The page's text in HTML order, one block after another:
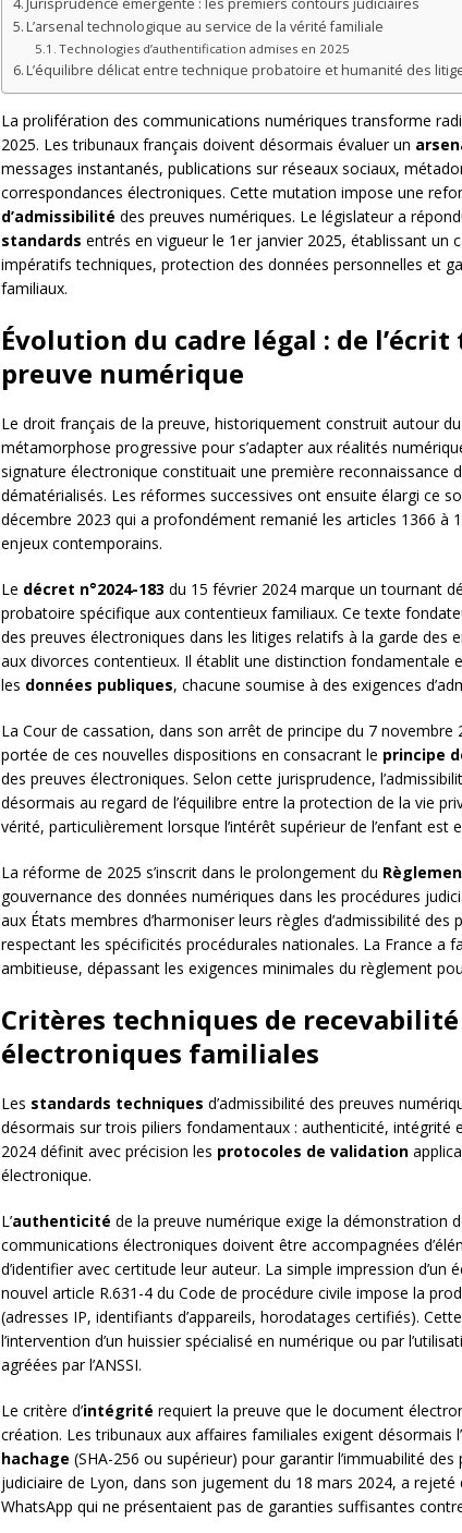
Jurisprudence émergente : les premiers contours judiciaires
L’arsenal technologique au service de la vérité familiale
Technologies d’authentification admises en 2025
L’équilibre délicat entre technique probatoire et humanité des
La prolifération des communications numériques transforme
2025. Les tribunaux français doivent désormais évaluer un
messages instantanés, publications sur réseaux sociaux,
correspondances électroniques. Cette mutation impose une
d’admissibilité des preuves numériques. Le législateur a
standards entrés en vigueur le 1er janvier 2025, établissant un
impératifs techniques, protection des données personnelles et
familiaux.
Évolution du cadre légal : de
preuve numérique
Le droit français de la preuve, historiquement construit autour du
métamorphose progressive pour s’adapter aux réalités
signature électronique constituait une première reconnaissance
dématérialisés. Les réformes successives ont ensuite élargi ce
décembre 2023 qui a profondément remanié les articles 1366 à
enjeux contemporains.
Le décret n°2024-183 du 15 février 2024 marque un tournant
probatoire spécifique aux contentieux familiaux. Ce texte
des preuves électroniques dans les litiges relatifs à la garde des
aux divorces contentieux. Il établit une distinction fondamentale
les données publiques, chacune soumise à des exigences
La Cour de cassation, dans son arrêt de principe du 7 novembre
portée de ces nouvelles dispositions en consacrant le principe
des preuves électroniques. Selon cette jurisprudence,
désormais au regard de l’équilibre entre la protection de la vie
vérité, particulièrement lorsque l’intérêt supérieur de l’enfant est
La réforme de 2025 s’inscrit dans le prolongement du
gouvernance des données numériques dans les procédures
aux États membres d’harmoniser leurs règles d’admissibilité
respectant les spécificités procédurales nationales. La France a
ambitieuse, dépassant les exigences minimales du règlement
Critères techniques de
électroniques familiales
Les standards techniques d’admissibilité des preuves
désormais sur trois piliers fondamentaux : authenticité, intégrité
2024 définit avec précision les protocoles de validation
électronique.
L’authenticité de la preuve numérique exige la démonstration
communications électroniques doivent être accompagnées
d’identifier avec certitude leur auteur. La simple impression d’un
nouvel article R.631-4 du Code de procédure civile impose la
(adresses IP, identifiants d’appareils, horodatages certifiés).
l’intervention d’un huissier spécialisé en numérique ou par
agréées par l’ANSSI.
Le critère d’intégrité requiert la preuve que le document
création. Les tribunaux aux affaires familiales exigent désormais
hachage (SHA-256 ou supérieur) pour garantir l’immuabilité
judiciaire de Lyon, dans son jugement du 18 mars 2024, a rejeté
WhatsApp qui ne présentaient pas de garanties suffisantes